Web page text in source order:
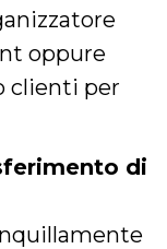
oppure
clienti per
di